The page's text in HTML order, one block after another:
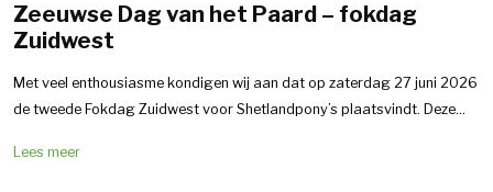
Zeeuwse Dag van het Paard – fokdag
Zuidwest
Met veel enthousiasme kondigen wij aan dat op zaterdag 27 juni 2026
de tweede Fokdag Zuidwest voor Shetlandpony’s plaatsvindt. Deze...
Lees meer